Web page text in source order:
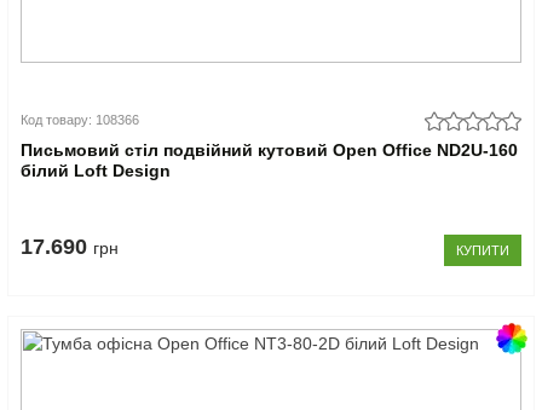
Код товару: 108366
Письмовий стіл подвійний кутовий Open Office ND2U-160
білий Loft Design
17.690 грн КУПИТИ